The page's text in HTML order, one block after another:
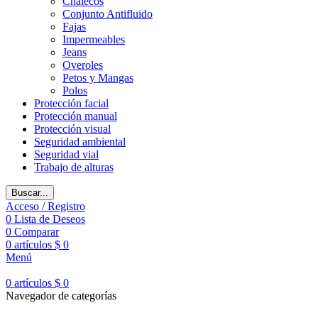
Conjunto Antifluido
Fajas
Impermeables
Jeans
Overoles
Petos y Mangas
Polos
Protección facial
Protección manual
Protección visual
Seguridad ambiental
Seguridad vial
Trabajo de alturas
Buscar...
Acceso / Registro
0 Lista de Deseos
0 Comparar
0 artículos $ 0
Menú
0 artículos $ 0
Navegador de categorías